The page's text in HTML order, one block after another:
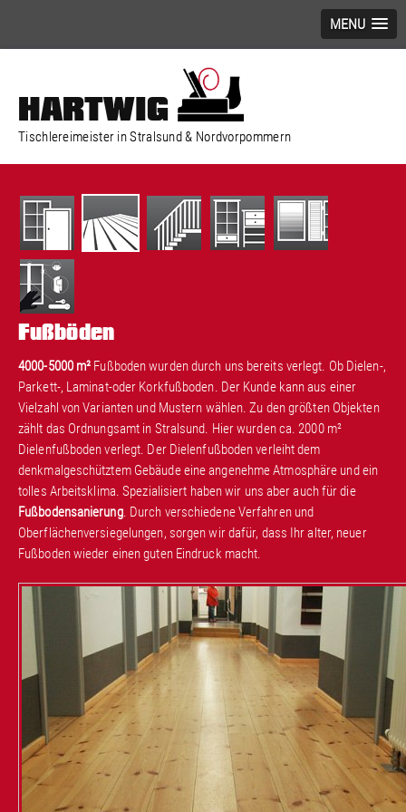
MENU
HARTWIG
Tischlereimeister in Stralsund & Nordvorpommern
Fußböden
4000-5000 m² Fußboden wurden durch uns bereits verlegt. Ob Dielen-,
Parkett-, Laminat-oder Korkfußboden. Der Kunde kann aus einer
Vielzahl von Varianten und Mustern wählen. Zu den größten Objekten
zählt das Ordnungsamt in Stralsund. Hier wurden ca. 2000 m²
Dielenfußboden verlegt. Der Dielenfußboden verleiht dem
denkmalgeschütztem Gebäude eine angenehme Atmosphäre und ein
tolles Arbeitsklima. Spezialisiert haben wir uns aber auch für die
Fußbodensanierung. Durch verschiedene Verfahren und
Oberflächenversiegelungen, sorgen wir dafür, dass Ihr alter, neuer
Fußboden wieder einen guten Eindruck macht.